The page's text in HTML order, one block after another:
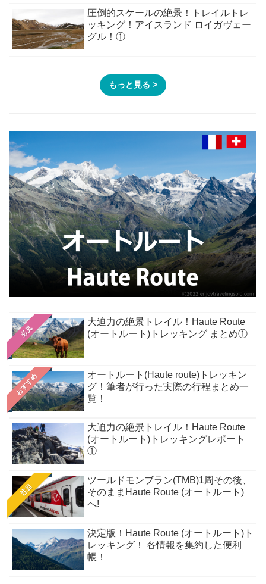
圧倒的スケールの絶景！トレイルトレ
ッキング！アイスランド ロイガヴェー
グル！①
もっと見る >
必見
大迫力の絶景トレイル！Haute Route
(オートルート)トレッキング まとめ①
おすすめ
オートルート(Haute route)トレッキン
グ！筆者が行った実際の行程まとめ一
覧！
大迫力の絶景トレイル！Haute Route
(オートルート)トレッキングレポート
①
注目
ツールドモンブラン(TMB)1周その後、
そのままHaute Route (オートルート)
へ!
決定版！Haute Route (オートルート)ト
レッキング！ 各情報を集約した便利
帳！